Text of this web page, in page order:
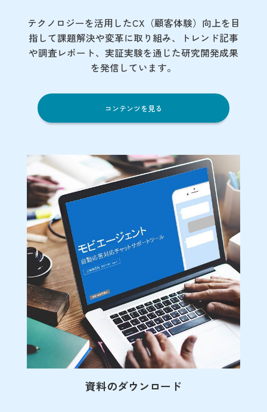
テクノロジーを活用したCX（顧客体験）向上を目
指して課題解決や変革に取り組み、トレンド記事
や調査レポート、実証実験を通じた研究開発成果
を発信しています。
コンテンツを見る
資料のダウンロード